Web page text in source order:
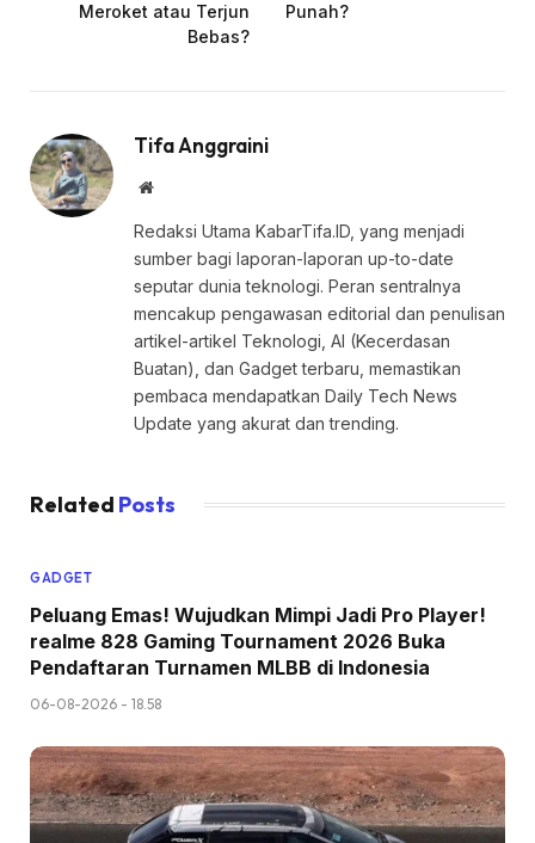
Meroket atau Terjun
Bebas?
Punah?
Tifa Anggraini
Website
Redaksi Utama KabarTifa.ID, yang menjadi
sumber bagi laporan-laporan up-to-date
seputar dunia teknologi. Peran sentralnya
mencakup pengawasan editorial dan penulisan
artikel-artikel Teknologi, AI (Kecerdasan
Buatan), dan Gadget terbaru, memastikan
pembaca mendapatkan Daily Tech News
Update yang akurat dan trending.
Related Posts
GADGET
Peluang Emas! Wujudkan Mimpi Jadi Pro Player!
realme 828 Gaming Tournament 2026 Buka
Pendaftaran Turnamen MLBB di Indonesia
06-08-2026 - 18.58